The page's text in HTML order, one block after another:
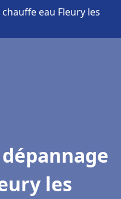
eau Fleury les
les